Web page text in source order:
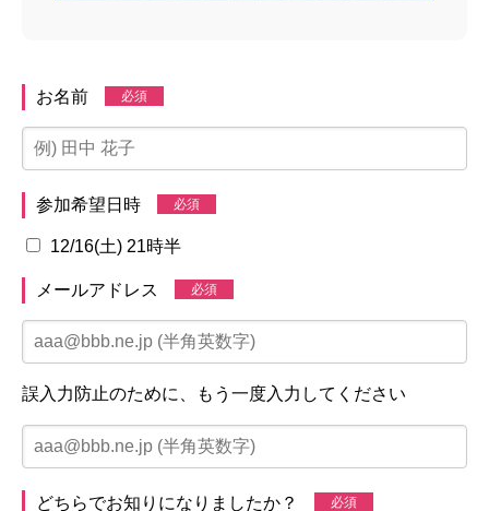
お名前 必須
参加希望日時 必須
12/16(土) 21時半
メールアドレス 必須
誤入力防止のために、もう一度入力してください
どちらでお知りになりましたか？ 必須